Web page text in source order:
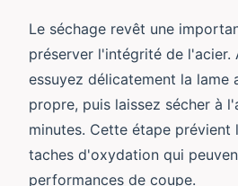
Le séchage revêt une
préserver l'intégrité de l'acier.
essuyez délicatement la lame
propre, puis laissez sécher à
minutes. Cette étape prévient
taches d'oxydation qui
performances de coupe.